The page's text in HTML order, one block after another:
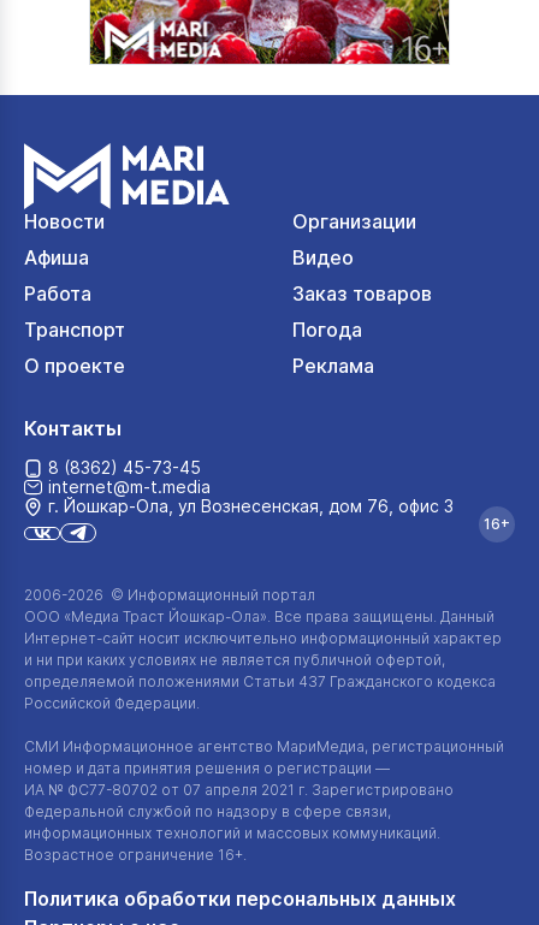
Новости
Организации
Афиша
Видео
Работа
Заказ товаров
Транспорт
Погода
О проекте
Реклама
2006-2026 © Информационный портал
ООО «Медиа Траст Йошкар-Ола». Все права защищены. Данный
Интернет-сайт носит исключительно информационный характер
и ни при каких условиях не является публичной офертой,
определяемой положениями Статьи 437 Гражданского кодекса
Российской Федерации.
СМИ Информационное агентство МариМедиа, регистрационный
номер и дата принятия решения о регистрации —
ИА № ФС77-80702 от 07 апреля 2021 г. Зарегистрировано
Федеральной службой по надзору в сфере связи,
информационных технологий и массовых коммуникаций.
Возрастное ограничение 16+.
Политика обработки персональных данных
Контакты
8 (8362) 45-73-45
internet@m-t.media
г. Йошкар‑Ола, ул Вознесенская, дом 76, офис 3
16+